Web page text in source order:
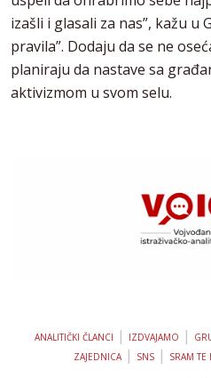
izašli i glasali za nas”, kažu u
pravila”. Dodaju da se ne
planiraju da nastave sa
aktivizmom u svom selu.
ANALITIČKI ČLANCI | IZDVAJAMO |
ZAJEDNICA| SNS| SRAM TE